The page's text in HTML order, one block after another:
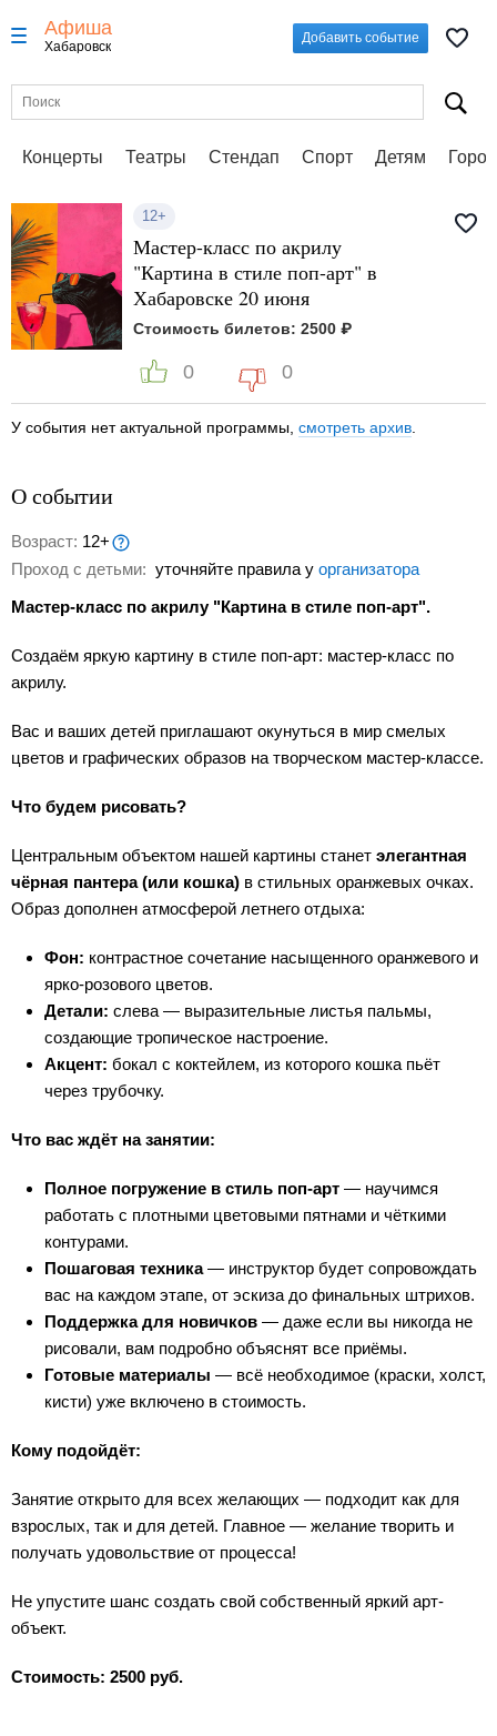
Афиша
Хабаровск
Добавить событие
Концерты Театры Стендап Спорт Детям
12+
Мастер-класс по акрилу
"Картина в стиле поп-арт" в
Хабаровске 20 июня
Стоимость билетов: 2500 ₽
0 0
У события нет актуальной программы, смотреть архив
О событии
Возраст: 12+
Проход с детьми: уточняйте правила у организатора
Мастер-класс по акрилу "Картина в стиле поп-арт".
Создаём яркую картину в стиле поп-арт: мастер-класс по
акрилу.
Вас и ваших детей приглашают окунуться в мир смелых
цветов и графических образов на творческом мастер-классе.
Что будем рисовать?
Центральным объектом нашей картины станет элегантная
чёрная пантера (или кошка) в стильных оранжевых очках.
Образ дополнен атмосферой летнего отдыха:
Фон: контрастное сочетание насыщенного оранжевого и
ярко-розового цветов.
Детали: слева — выразительные листья пальмы,
создающие тропическое настроение.
Акцент: бокал с коктейлем, из которого кошка пьёт
через трубочку.
Что вас ждёт на занятии:
Полное погружение в стиль поп-арт — научимся
работать с плотными цветовыми пятнами и чёткими
контурами.
Пошаговая техника— инструктор будет сопровождать
вас на каждом этапе, от эскиза до финальных штрихов.
Поддержка для новичков — даже если вы никогда не
рисовали, вам подробно объяснят все приёмы.
Готовые материалы — всё необходимое (краски, холст,
кисти) уже включено в стоимость.
Кому подойдёт:
Занятие открыто для всех желающих — подходит как для
взрослых, так и для детей. Главное — желание творить и
получать удовольствие от процесса!
Не упустите шанс создать свой собственный яркий арт-
объект.
Стоимость: 2500 руб.